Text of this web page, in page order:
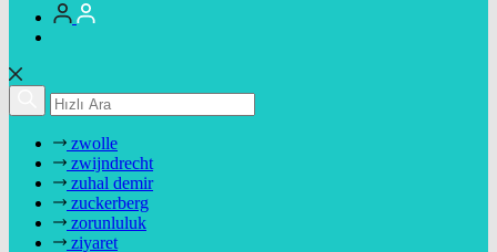
zwolle
zwijndrecht
zuhal demir
zuckerberg
zorunluluk
ziyaret